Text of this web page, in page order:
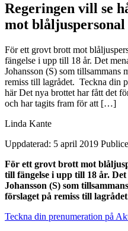
Regeringen vill se
mot blåljuspersonal
För ett grovt brott mot
fängelse i upp till 18 år. Det
Johansson (S) som tillsammans
remiss till lagrådet. Teckna din
här Det nya brottet har fått det
och har tagits fram för att […]
Linda Kante
Uppdaterad: 5 april 2019
För ett grovt brott mot
till fängelse i upp till 18 år.
Johansson (S) som
förslaget på remiss till
Teckna din prenumeration på